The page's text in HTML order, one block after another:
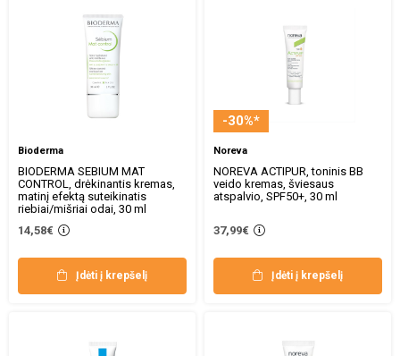
Bioderma
BIODERMA SEBIUM MAT
CONTROL, drėkinantis kremas,
matinį efektą suteikinatis
riebiai/mišriai odai, 30 ml
14,58€
Įdėti į krepšelį
-30%*
Noreva
NOREVA ACTIPUR, toninis BB
veido kremas, šviesaus
atspalvio, SPF50+, 30 ml
37,99€
Įdėti į krepšelį